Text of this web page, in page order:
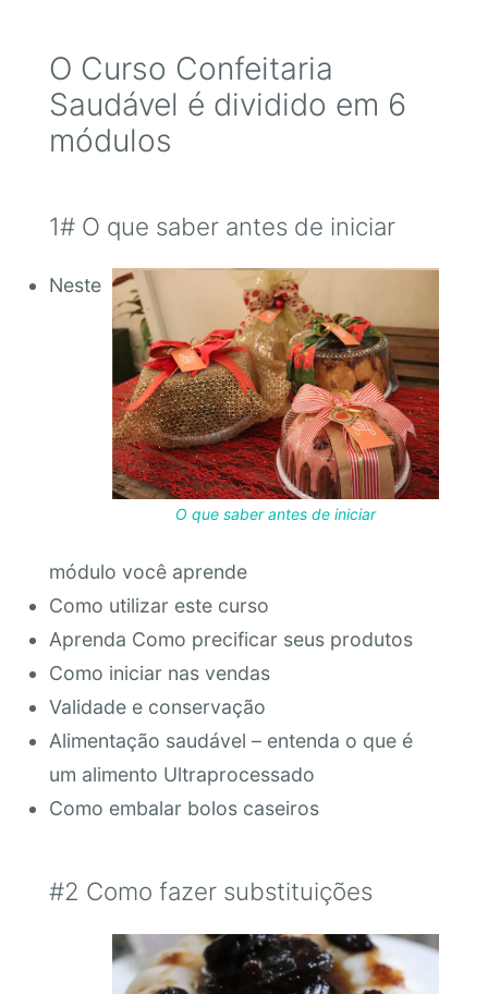
O Curso Confeitaria
Saudável é dividido em 6
módulos
1# O que saber antes de iniciar
O que saber antes de iniciar
Neste
módulo você aprende
Como utilizar este curso
Aprenda Como precificar seus produtos
Como iniciar nas vendas
Validade e conservação
Alimentação saudável – entenda o que é
um alimento Ultraprocessado
Como embalar bolos caseiros
#2 Como fazer substituições